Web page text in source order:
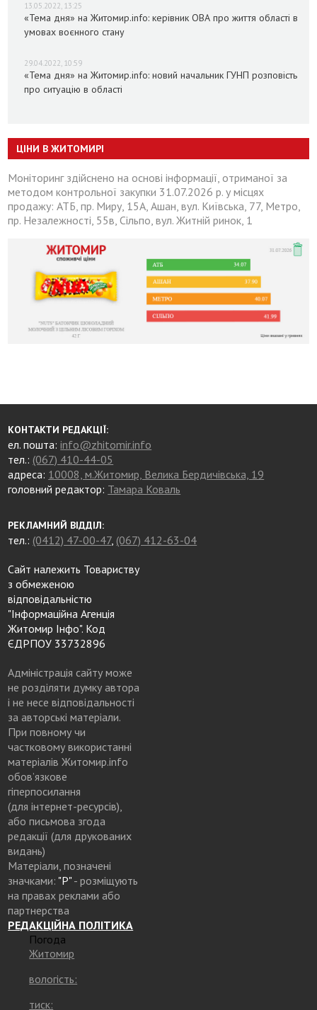
13.05.2022, 13:25
«Тема дня» на Житомир.info: керівник ОВА про життя області в
умовах воєнного стану
29.04.2022, 10:59
«Тема дня» на Житомир.info: новий начальник ГУНП розповість
про ситуацію в області
ЦІНИ В ЖИТОМИРІ
Моніторинг здійснено на основі інформації, отриманої за
методом контрольної закупки 31.07.2026 р. у місцях
продажу: АТБ, пр. Миру, 15А, Ашан, вул. Київська, 77, Метро,
пр. Незалежності, 55в, Сільпо, вул. Житній ринок, 1
КОНТАКТИ РЕДАКЦІЇ:
ел. пошта:info@zhitomir.info
тел.: (067) 410-44-05
адреса: 10008, м.Житомир, Велика Бердичівська, 19
головний редактор: Тамара Коваль
РЕКЛАМНИЙ ВІДДІЛ:
тел.: (0412) 47-00-47, (067) 412-63-04
Сайт належить Товариству
з обмеженою
відповідальністю
"Інформаційна Агенція
Житомир Інфо". Код
ЄДРПОУ 33732896
Адміністрація сайту може
не розділяти думку автора
і не несе відповідальності
за авторські матеріали.
При повному чи
частковому використанні
матеріалів Житомир.info
обов’язкове
гіперпосилання
(для інтернет-ресурсів),
або письмова згода
редакції (для друкованих
видань)
Матеріали, позначені
значками: "Р"- розміщують
на правах реклами або
партнерства
РЕДАКЦІЙНА ПОЛІТИКА
Погода
Житомир
вологість:
тиск: